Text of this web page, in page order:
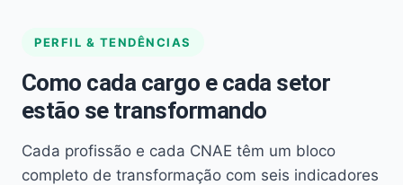
PERFIL & TENDÊNCIAS
Como cada cargo e cada setor
estão se transformando
Cada profissão e cada CNAE têm um bloco
completo de transformação com seis indicadores